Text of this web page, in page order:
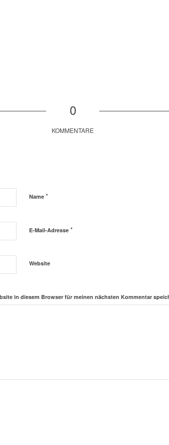
0
KOMMENTARE
Name *
E-Mail-Adresse *
Website
in diesem Browser für meinen nächsten Kommentar